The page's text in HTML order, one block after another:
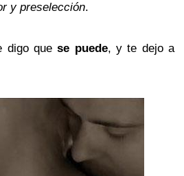
y preselección.
digo quese puede, y te dejo a